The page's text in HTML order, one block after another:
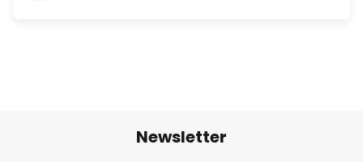
Newsletter